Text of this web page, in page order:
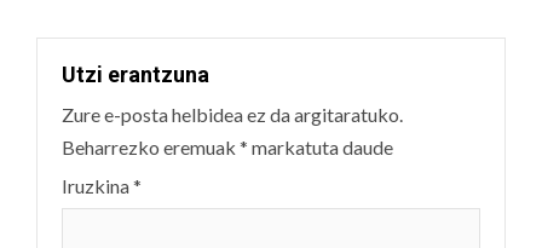
Utzi erantzuna
Zure e-posta helbidea ez da argitaratuko.
Beharrezko eremuak * markatuta daude
Iruzkina*